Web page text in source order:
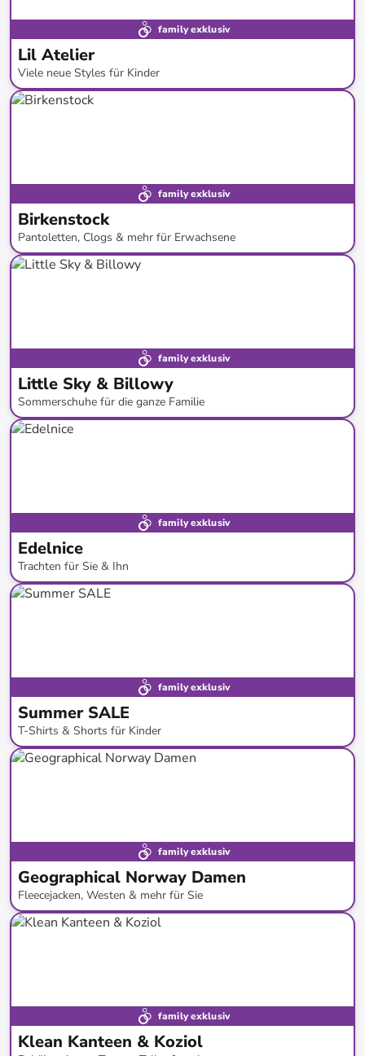
family exklusiv
Lil Atelier
Viele neue Styles für Kinder
bis-42%*
family exklusiv
Birkenstock
Pantoletten, Clogs & mehr für Erwachsene
bis-30%* Preisknaller
family exklusiv
Little Sky & Billowy
Sommerschuhe für die ganze Familie
bis-69%*
family exklusiv
Edelnice
Trachten für Sie & Ihn
bis-44%*
family exklusiv
Summer SALE
T-Shirts & Shorts für Kinder
bis-60%* SALE
family exklusiv
Geographical Norway Damen
Fleecejacken, Westen & mehr für Sie
bis-76%* Bestand erweitert
family exklusiv
Klean Kanteen & Koziol